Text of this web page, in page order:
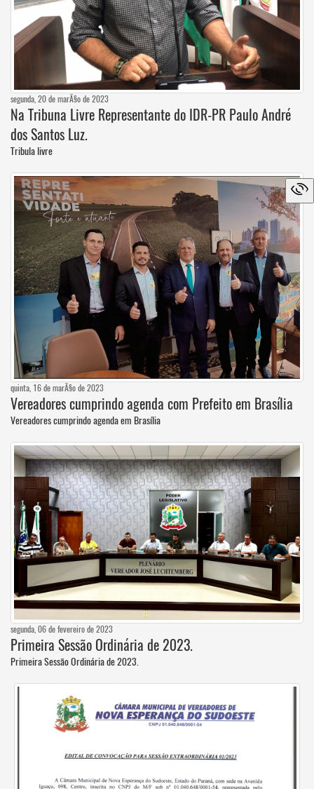
segunda, 20 de marÃ§o de 2023
Na Tribuna Livre Representante do IDR-PR Paulo André
dos Santos Luz.
Tribula livre
quinta, 16 de marÃ§o de 2023
Vereadores cumprindo agenda com Prefeito em Brasília
Vereadores cumprindo agenda em Brasília
segunda, 06 de fevereiro de 2023
Primeira Sessão Ordinária de 2023.
Primeira Sessão Ordinária de 2023.